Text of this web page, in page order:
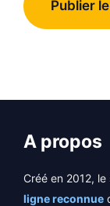
A propos
Créé en 2012, le
ligne reconnue